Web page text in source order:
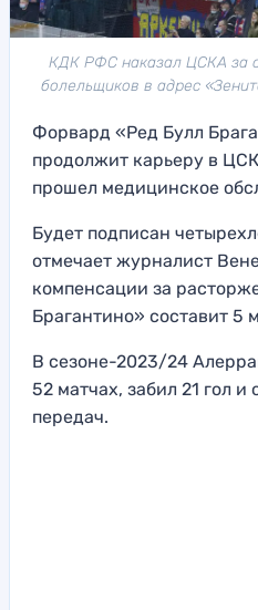
КДК РФС наказал ЦСКА за
болельщиков в адрес
Форвард «Ред Булл
продолжит карьеру в
прошел медицинское
Будет подписан
отмечает журналист
компенсации за
Брагантино» составит 5
В сезоне-2023/24
52 матчах, забил 21 гол и
передач.